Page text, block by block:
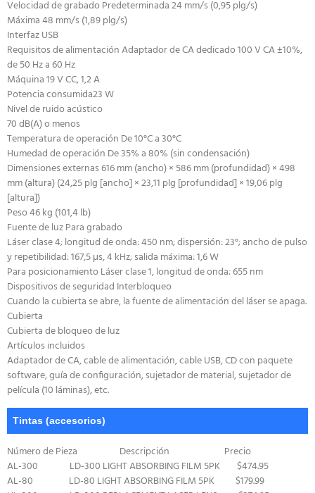
Velocidad de grabado Predeterminada 24 mm/s (0,95 plg/s)
Máxima 48 mm/s (1,89 plg/s)
Interfaz USB
Requisitos de alimentación Adaptador de CA dedicado 100 V CA ±10%,
de 50 Hz a 60 Hz
Máquina 19 V CC, 1,2 A
Potencia consumida23 W
Nivel de ruido acústico
70 dB(A) o menos
Temperatura de operación De 10°C a 30°C
Humedad de operación De 35% a 80% (sin condensación)
Dimensiones externas 616 mm (ancho) × 586 mm (profundidad) × 498
mm (altura) (24,25 plg [ancho] × 23,11 plg [profundidad] × 19,06 plg
[altura])
Peso 46 kg (101,4 lb)
Fuente de luz Para grabado
Láser clase 4; longitud de onda: 450 nm; dispersión: 23°; ancho de pulso
y repetibilidad: 167,5 μs, 4 kHz; salida máxima: 1,6 W
Para posicionamiento Láser clase 1, longitud de onda: 655 nm
Dispositivos de seguridad Interbloqueo
Cuando la cubierta se abre, la fuente de alimentación del láser se apaga.
Cubierta
Cubierta de bloqueo de luz
Artículos incluidos
Adaptador de CA, cable de alimentación, cable USB, CD con paquete
software, guía de configuración, sujetador de material, sujetador de
película (10 láminas), etc.
Tintas (accesorios)
Número de Pieza Descripción Precio
AL-300 LD-300 LIGHT ABSORBING FILM 5PK $474.95
AL-80 LD-80 LIGHT ABSORBING FILM 5PK $179.99